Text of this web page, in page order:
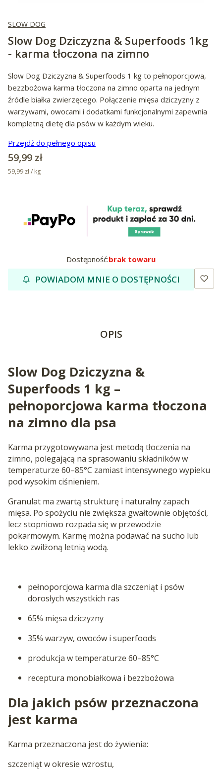
SLOW DOG
Slow Dog Dziczyzna & Superfoods 1kg
- karma tłoczona na zimno
Slow Dog Dziczyzna & Superfoods 1 kg to pełnoporcjowa,
bezzbożowa karma tłoczona na zimno oparta na jednym
źródle białka zwierzęcego. Połączenie mięsa dziczyzny z
warzywami, owocami i dodatkami funkcjonalnymi zapewnia
kompletną dietę dla psów w każdym wieku.
Przejdź do pełnego opisu
Cena
59,99 zł
59,99 zł / kg
Dostępność:brak towaru
POWIADOM MNIE O DOSTĘPNOŚCI
OPIS
Slow Dog Dziczyzna &
Superfoods 1 kg –
pełnoporcjowa karma tłoczona
na zimno dla psa
Karma przygotowywana jest metodą tłoczenia na
zimno, polegającą na sprasowaniu składników w
temperaturze 60–85°C zamiast intensywnego wypieku
pod wysokim ciśnieniem.
Granulat ma zwartą strukturę i naturalny zapach
mięsa. Po spożyciu nie zwiększa gwałtownie objętości,
lecz stopniowo rozpada się w przewodzie
pokarmowym. Karmę można podawać na sucho lub
lekko zwilżoną letnią wodą.
pełnoporcjowa karma dla szczeniąt i psów
dorosłych wszystkich ras
65% mięsa dziczyzny
35% warzyw, owoców i superfoods
produkcja w temperaturze 60–85°C
receptura monobiałkowa i bezzbożowa
Dla jakich psów przeznaczona
jest karma
Karma przeznaczona jest do żywienia:
szczeniąt w okresie wzrostu,